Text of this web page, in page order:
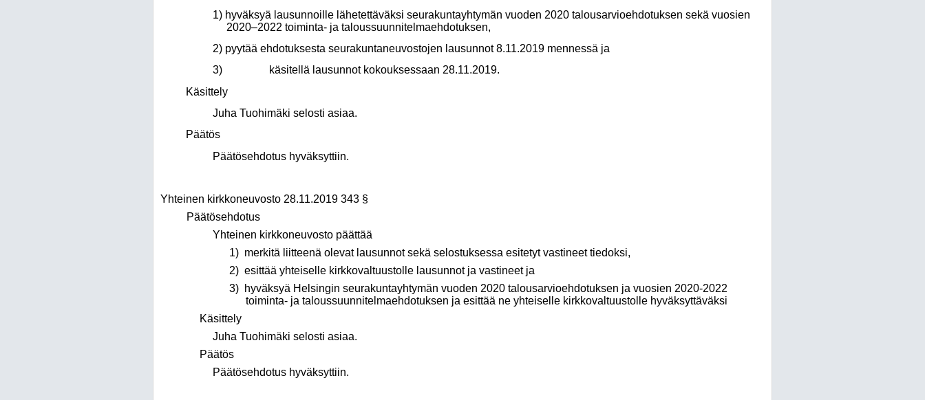
1) hyväksyä lausunnoille lähetettäväksi seurakuntayhtymän vuoden 2020 talousarvioehdotuksen sekä vuosien
2020–2022 toiminta- ja taloussuunnitelmaehdotuksen,
2) pyytää ehdotuksesta seurakuntaneuvostojen lausunnot 8.11.2019 mennessä ja
3) käsitellä lausunnot kokouksessaan 28.11.2019.
Käsittely
Juha Tuohimäki selosti asiaa.
Päätös
Päätösehdotus hyväksyttiin.
Yhteinen kirkkoneuvosto 28.11.2019 343 §
Päätösehdotus
Yhteinen kirkkoneuvosto päättää
1) merkitä liitteenä olevat lausunnot sekä selostuksessa esitetyt vastineet tiedoksi,
2) esittää yhteiselle kirkkovaltuustolle lausunnot ja vastineet ja
3)
hyväksyä Helsingin seurakuntayhtymän vuoden 2020 talousarvioehdotuksen ja vuosien 2020-2022
toiminta- ja taloussuunnitelmaehdotuksen ja esittää ne yhteiselle kirkkovaltuustolle hyväksyttäväksi
Käsittely
Juha Tuohimäki selosti asiaa.
Päätös
Päätösehdotus hyväksyttiin.